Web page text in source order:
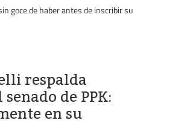
goce de haber antes de inscribir su
respalda
de PPK:
en su